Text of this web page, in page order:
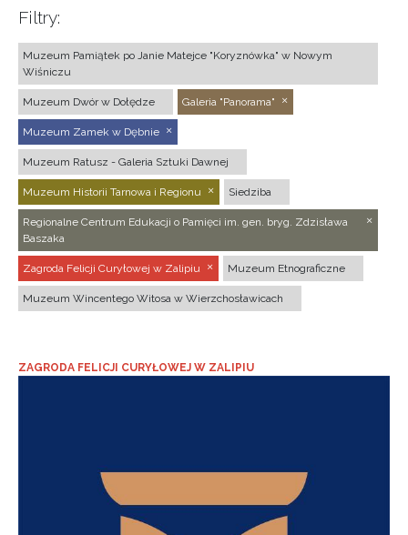
Filtry:
Muzeum Pamiątek po Janie Matejce "Koryznówka" w Nowym
Wiśniczu
Muzeum Dwór w Dołędze Galeria "Panorama"
Muzeum Zamek w Dębnie
Muzeum Ratusz - Galeria Sztuki Dawnej
Muzeum Historii Tarnowa i Regionu Siedziba
Regionalne Centrum Edukacji o Pamięci im. gen. bryg. Zdzisława
Baszaka
Zagroda Felicji Curyłowej w Zalipiu Muzeum Etnograficzne
Muzeum Wincentego Witosa w Wierzchosławicach
ZAGRODA FELICJI CURYŁOWEJ W ZALIPIU